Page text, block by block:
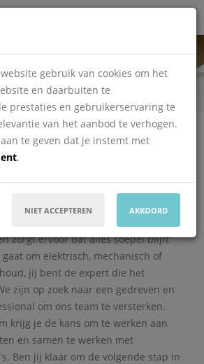
is vervallen
over de
vacature
die met alle technische
slag gaat. Je bent de spil in ons
zorgt ervoor dat alles soepel blijft
om elektrisch, mechanisch of
jij bent de expert die het
zijn op zoek naar een gedreven en
om ons team te versterken.
krijg je de kans om te werken aan
en samen te werken met
Ben jij klaar om de volgende stap in
gebruik van cookies om het
en daarbuiten te
prestaties en gebruikerservaring te
van het aanbod te verhogen.
te geven dat je instemt met
.
NIET ACCEPTEREN AKKOORD